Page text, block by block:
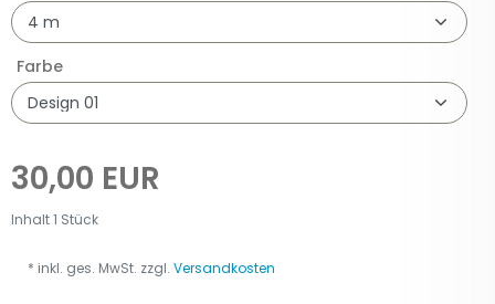
Farbe
30,00 EUR
Inhalt1 Stück
* inkl. ges. MwSt. zzgl. Versandkosten